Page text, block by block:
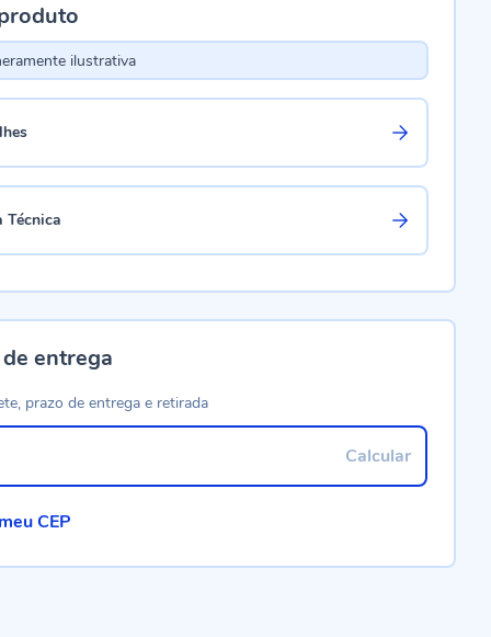
ilustrativa
Técnica
entrega
prazo de entrega e retirada
Calcular
CEP